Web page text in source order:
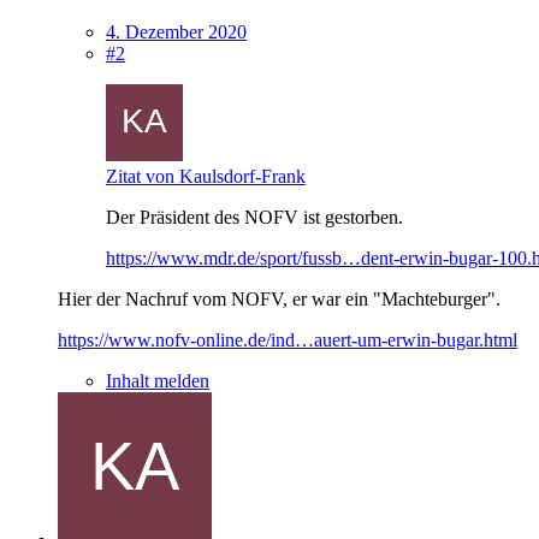
4. Dezember 2020
#2
Zitat von Kaulsdorf-Frank
Der Präsident des NOFV ist gestorben.
https://www.mdr.de/sport/fussb…dent-erwin-bugar-
Hier der Nachruf vom NOFV, er war ein "Machteburger".
https://www.nofv-online.de/ind…auert-um-erwin-bugar.html
Inhalt melden